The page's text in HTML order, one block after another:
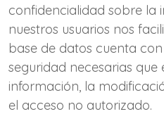
confidencialidad sobre la
nuestros usuarios nos
base de datos cuenta
seguridad necesarias
información, la
el acceso no autorizado.